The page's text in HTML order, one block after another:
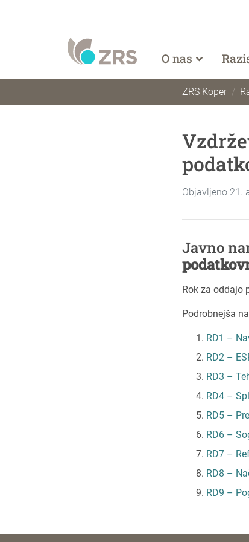
O nas
ZRS Koper
Objavljeno 21.
Javno
Rok za oddajo
Podrobnejša
RD1 –
RD2 –
RD3 –
RD4 –
RD5 –
RD6 –
RD7 –
RD8 –
RD9 –